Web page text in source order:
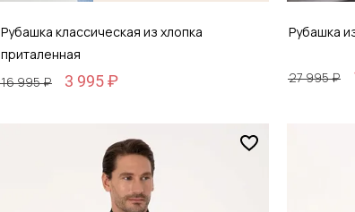
Рубашка классическая из хлопка
приталенная
16 995 ₽
3 995 ₽
Рубашка
27 995 ₽